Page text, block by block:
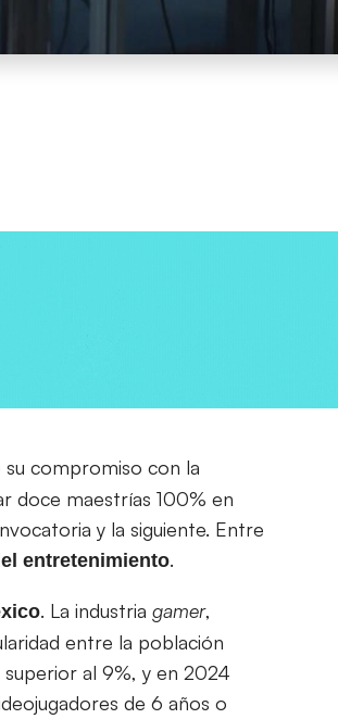
compromiso con la
doce maestrías 100% en
y la siguiente. Entre
entretenimiento.
. La industria gamer,
entre la población
al 9%, y en 2024
de 6 años o